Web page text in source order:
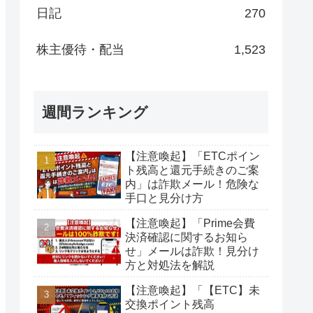
日記 270
株主優待・配当 1,523
週間ランキング
【注意喚起】「ETCポイン
ト残高と還元手続きのご案
内」は詐欺メール！危険な
手口と見分け方
【注意喚起】「Prime会費
決済確認に関するお知ら
せ」メールは詐欺！見分け
方と対処法を解説
【注意喚起】「【ETC】未
交換ポイント残高